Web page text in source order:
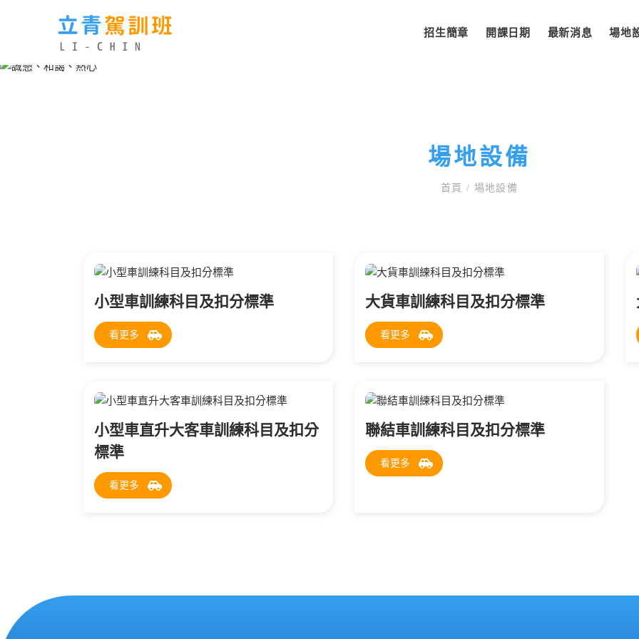
招生簡章 開課日期 最新消息 場地
場地設備
首頁 / 場地設備
小型車訓練科目及扣分標準
看更多
大貨車訓練科目及扣分標準
看更多
小型車直升大客車訓練科目及扣分
標準
看更多
聯結車訓練科目及扣分標準
看更多